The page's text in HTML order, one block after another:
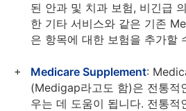
된 안과 및 치과 보험, 비긴급
한 기타 서비스와 같은 기존
은 항목에 대한 보험을 추가할
Medicare Supplement:
(Medigap라고도 함)은 전통적
우는 데 도움이 됩니다. 전통